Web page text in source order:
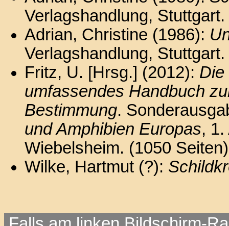
Verlagshandlung, Stuttgart.
Adrian, Christine (1986):
Verlagshandlung, Stuttgart.
Fritz, U. [Hrsg.] (2012): Die
umfassendes Handbuch
Bestimmung.
und Amphibien Europas,
Wiebelsheim. (1050 Seiten)
Wilke, Hartmut (?):